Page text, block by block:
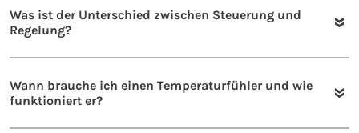
Was ist der Unterschied zwischen Steuerung und
Regelung?
Wann brauche ich einen Temperaturfühler und wie
funktioniert er?